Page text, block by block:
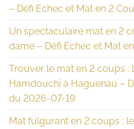
– Défi Echec et Mat en 2
Un spectaculaire mat en 2
dame – Défi Echec et Mat
Trouver le mat en 2 coups
Hamdouchi à Haguenau –
du 2026-07-19
Mat fulgurant en 2 coups :